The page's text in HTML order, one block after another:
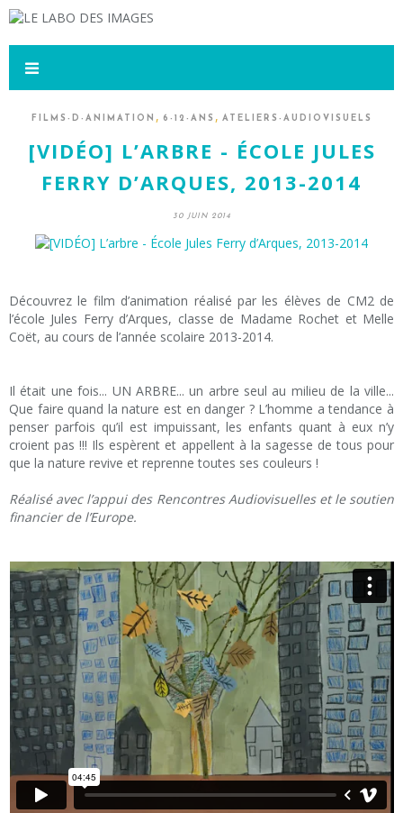
FILMS-D-ANIMATION , 6-12-ANS , ATELIERS-AUDIOVISUELS
[VIDÉO] L’ARBRE - ÉCOLE JULES
FERRY D’ARQUES, 2013-2014
30 JUIN 2014
Découvrez le film d’animation réalisé par les élèves de CM2 de
l’école Jules Ferry d’Arques, classe de Madame Rochet et Melle
Coët, au cours de l’année scolaire 2013-2014.
Il était une fois... UN ARBRE... un arbre seul au milieu de la ville...
Que faire quand la nature est en danger ? L’homme a tendance à
penser parfois qu’il est impuissant, les enfants quant à eux n’y
croient pas !!! Ils espèrent et appellent à la sagesse de tous pour
que la nature revive et reprenne toutes ses couleurs !
Réalisé avec l’appui des Rencontres Audiovisuelles et le soutien
financier de l’Europe.